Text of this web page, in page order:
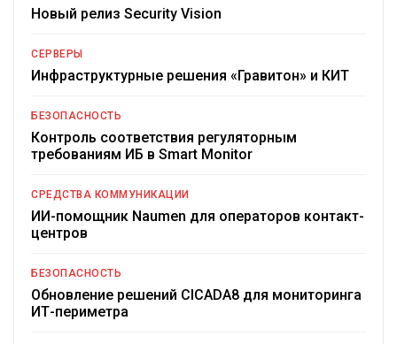
Новый релиз Security Vision
СЕРВЕРЫ
Инфраструктурные решения «Гравитон» и КИТ
БЕЗОПАСНОСТЬ
Контроль соответствия регуляторным
требованиям ИБ в Smart Monitor
СРЕДСТВА КОММУНИКАЦИИ
ИИ-помощник Naumen для операторов контакт-
центров
БЕЗОПАСНОСТЬ
Обновление решений CICADA8 для мониторинга
ИТ-периметра